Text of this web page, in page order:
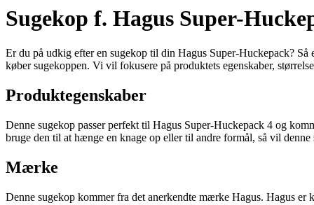
Sugekop f. Hagus Super-
Er du på udkig efter en sugekop til din Hagus Super-Huckepack?
køber sugekoppen. Vi vil fokusere på produktets egenskaber,
Produktegenskaber
Denne sugekop passer perfekt til Hagus Super-Huckepack 4 og
bruge den til at hænge en knage op eller til andre formål, så vil
Mærke
Denne sugekop kommer fra det anerkendte mærke Hagus. Hagus